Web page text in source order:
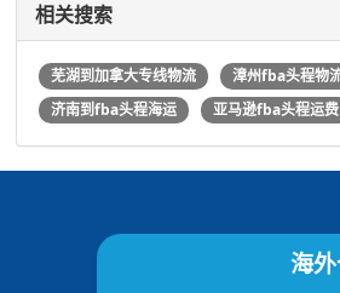
相关搜索
芜湖到加拿大专线物流 漳州fba头程物
济南到fba头程海运
亚马逊fba头程运费
海